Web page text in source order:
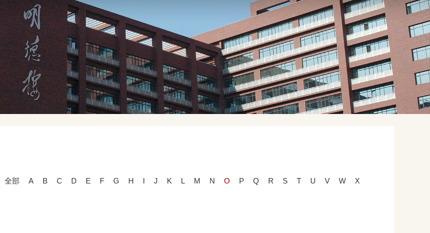
全部 A B C D E F G H I J K L M N O P Q R S T U V W X